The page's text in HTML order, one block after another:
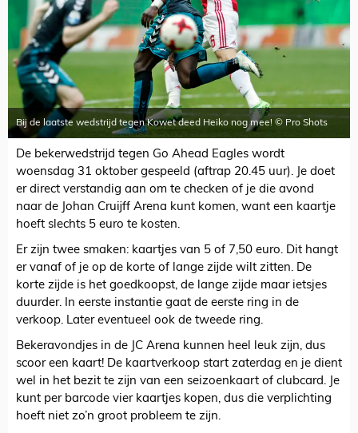
Bij de laatste wedstrijd tegen Kowet deed Heiko nog mee! © Pro Shots
De bekerwedstrijd tegen Go Ahead Eagles wordt
woensdag 31 oktober gespeeld (aftrap 20.45 uur). Je doet
er direct verstandig aan om te checken of je die avond
naar de Johan Cruijff Arena kunt komen, want een kaartje
hoeft slechts 5 euro te kosten.
Er zijn twee smaken: kaartjes van 5 of 7,50 euro. Dit hangt
er vanaf of je op de korte of lange zijde wilt zitten. De
korte zijde is het goedkoopst, de lange zijde maar ietsjes
duurder. In eerste instantie gaat de eerste ring in de
verkoop. Later eventueel ook de tweede ring.
Bekeravondjes in de JC Arena kunnen heel leuk zijn, dus
scoor een kaart! De kaartverkoop start zaterdag en je dient
wel in het bezit te zijn van een seizoenkaart of clubcard. Je
kunt per barcode vier kaartjes kopen, dus die verplichting
hoeft niet zo’n groot probleem te zijn.